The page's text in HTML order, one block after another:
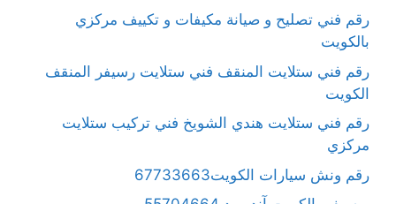
رقم فني تصليح و صيانة مكيفات و تكييف مركزي
بالكويت
رقم فني ستلايت المنقف فني ستلايت رسيفر المنقف
الكويت
رقم فني ستلايت هندي الشويخ فني تركيب ستلايت
مركزي
رقم ونش سيارات الكويت67733663